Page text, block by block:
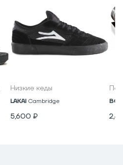
Низкие кеды
LAKAI Cambridge
5,600 ₽